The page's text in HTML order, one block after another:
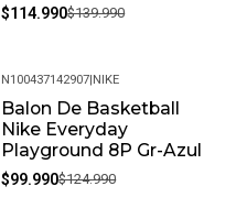
$114.990$139.990
-20%
N100437142907 NIKE
Balon De Basketball
Nike Everyday
Playground 8P Gr-Azul
$99.990$124.990